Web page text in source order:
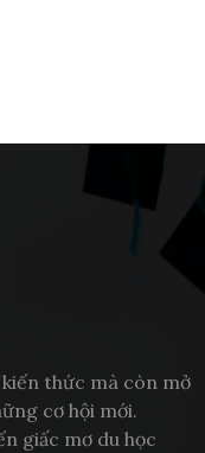
thức mà còn mở
cơ hội mới.
giấc mơ du học